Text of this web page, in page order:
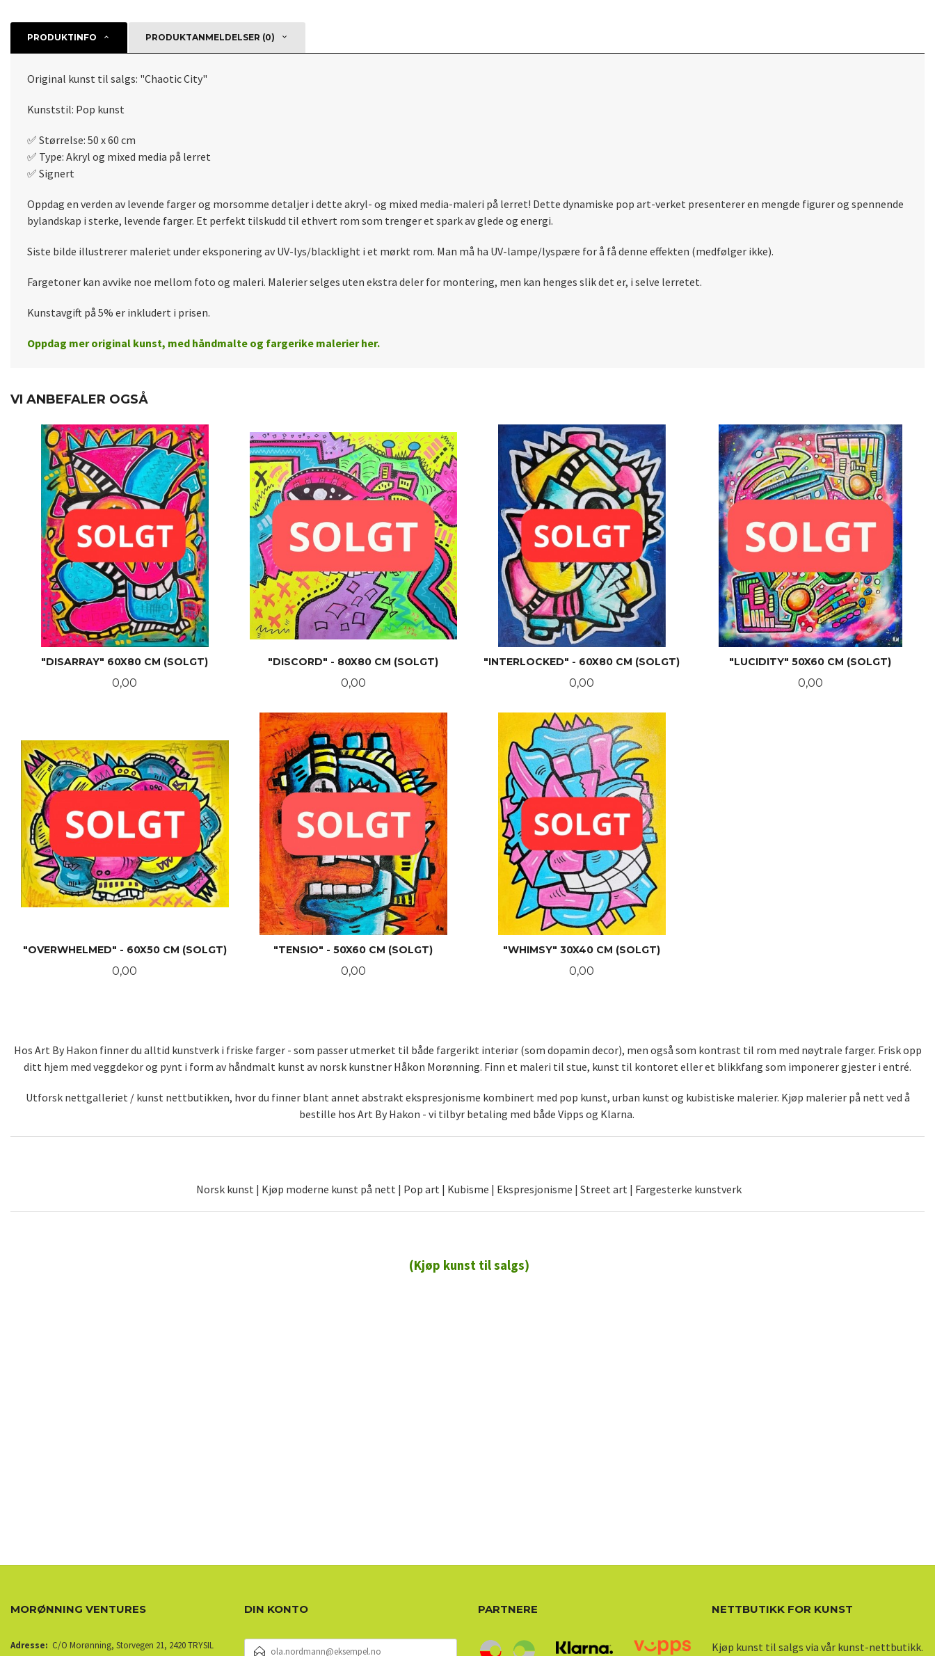
PRODUKTINFO PRODUKTANMELDELSER (0)
Original kunst til salgs: "Chaotic City"
Kunststil: Pop kunst
✅️ Størrelse: 50 x 60 cm
✅️ Type: Akryl og mixed media på lerret
✅️ Signert
Oppdag en verden av levende farger og morsomme detaljer i dette akryl- og mixed media-maleri på lerret! Dette dynamiske pop art-verket presenterer en mengde figurer og spennende
bylandskap i sterke, levende farger. Et perfekt tilskudd til ethvert rom som trenger et spark av glede og energi.
Siste bilde illustrerer maleriet under eksponering av UV-lys/blacklight i et mørkt rom. Man må ha UV-lampe/lyspære for å få denne effekten (medfølger ikke).
Fargetoner kan avvike noe mellom foto og maleri. Malerier selges uten ekstra deler for montering, men kan henges slik det er, i selve lerretet.
Kunstavgift på 5% er inkludert i prisen.
Oppdag mer original kunst, med håndmalte og fargerike malerier her.
VI ANBEFALER OGSÅ
"DISARRAY" 60X80 CM (SOLGT)
Pris
0,00
"DISCORD" - 80X80 CM (SOLGT)
Pris
0,00
LES MER
"INTERLOCKED" - 60X80 CM (SOLGT)
Pris
0,00
LES MER
"LUCIDITY" 50X60 CM (SOLGT)
Pris
0,00
"OVERWHELMED" - 60X50 CM (SOLGT)
Pris
0,00
"TENSIO" - 50X60 CM (SOLGT)
Pris
0,00
"WHIMSY" 30X40 CM (SOLGT)
Pris
0,00
Hos Art By Hakon finner du alltid kunstverk i friske farger - som passer utmerket til både fargerikt interiør (som dopamin decor), men også som kontrast til rom med nøytrale farger. Frisk opp
ditt hjem med veggdekor og pynt i form av håndmalt kunst av norsk kunstner Håkon Morønning. Finn et maleri til stue, kunst til kontoret eller et blikkfang som imponerer gjester i entré.
Utforsk nettgalleriet / kunst nettbutikken, hvor du finner blant annet abstrakt ekspresjonisme kombinert med pop kunst, urban kunst og kubistiske malerier. Kjøp malerier på nett ved å
bestille hos Art By Hakon - vi tilbyr betaling med både Vipps og Klarna.
Norsk kunst | Kjøp moderne kunst på nett | Pop art | Kubisme | Ekspresjonisme | Street art | Fargesterke kunstverk
(Kjøp kunst til salgs)
MORØNNING VENTURES
Adresse: C/O Morønning, Storvegen 21, 2420 TRYSIL
DIN KONTO PARTNERE NETTBUTIKK FOR KUNST
Kjøp kunst til salgs via vår kunst-nettbutikk.